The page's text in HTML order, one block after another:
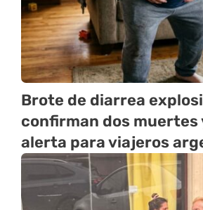
Brote de diarrea
confirman dos muertes
alerta para viajeros